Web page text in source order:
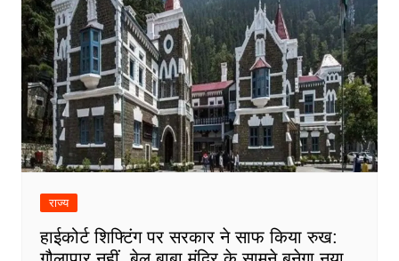
राज्य
हाईकोर्ट शिफ्टिंग पर सरकार ने साफ किया रुख: